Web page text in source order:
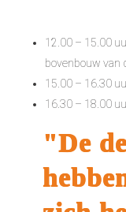
12.00 – 15.00
bovenbouw van
15.00 – 16.30
16.30 – 18.00
"De